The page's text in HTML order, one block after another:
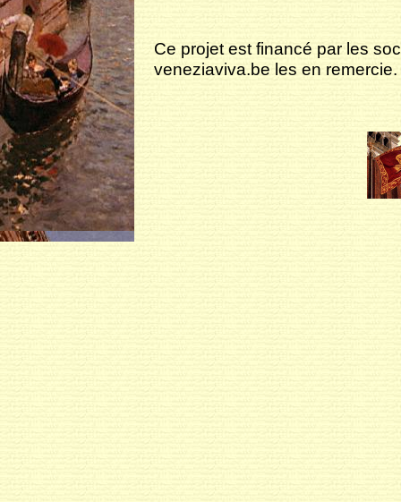
Ce projet est financé par les
veneziaviva.be les en remercie.